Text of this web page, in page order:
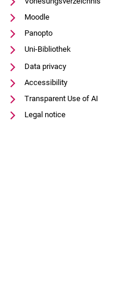
Moodle
Panopto
Uni-Bibliothek
Data privacy
Accessibility
Transparent Use of AI
Legal notice